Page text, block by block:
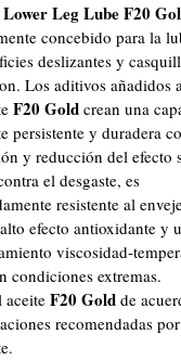
Lower Leg Lube F20
concebido para la
deslizantes y
Los aditivos añadidos
F20 Gold crean una
persistente y duradera
y reducción del efecto
el desgaste, es
resistente al
efecto antioxidante y
viscosidad-
condiciones extremas.
aceiteF20 Gold de
recomendadas
Lube F20 Gold
para superficies
de suspensión, con
ND-092-022
Segurança